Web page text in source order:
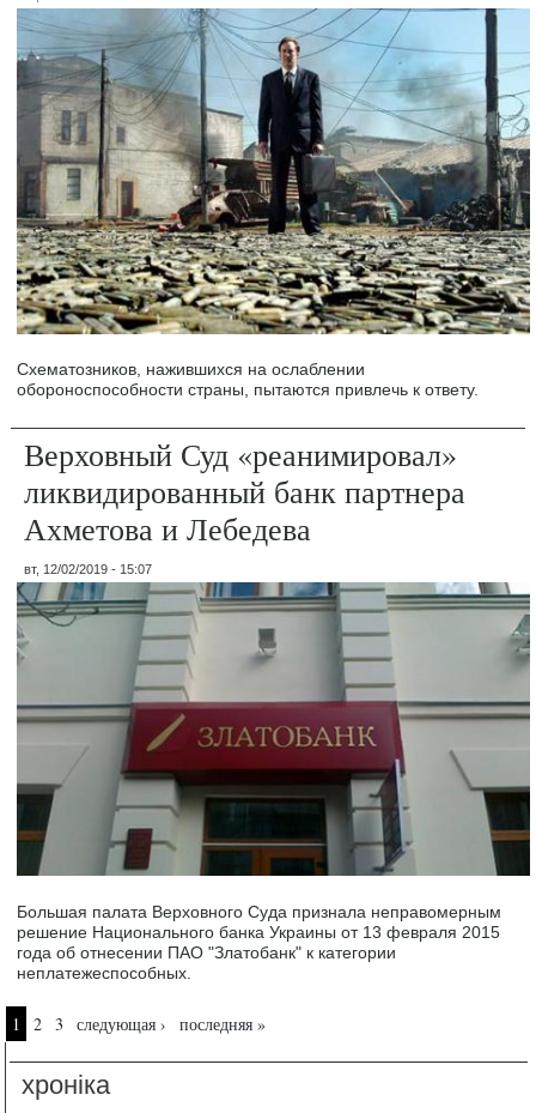
Схематозников, нажившихся на ослаблении
обороноспособности страны, пытаются привлечь к ответу.
Верховный Суд «реанимировал»
ликвидированный банк партнера
Ахметова и Лебедева
вт, 12/02/2019 - 15:07
Большая палата Верховного Суда признала неправомерным
решение Национального банка Украины от 13 февраля 2015
года об отнесении ПАО "Златобанк" к категории
неплатежеспособных.
Страницы
1 2 3 следующая › последняя »
хроніка